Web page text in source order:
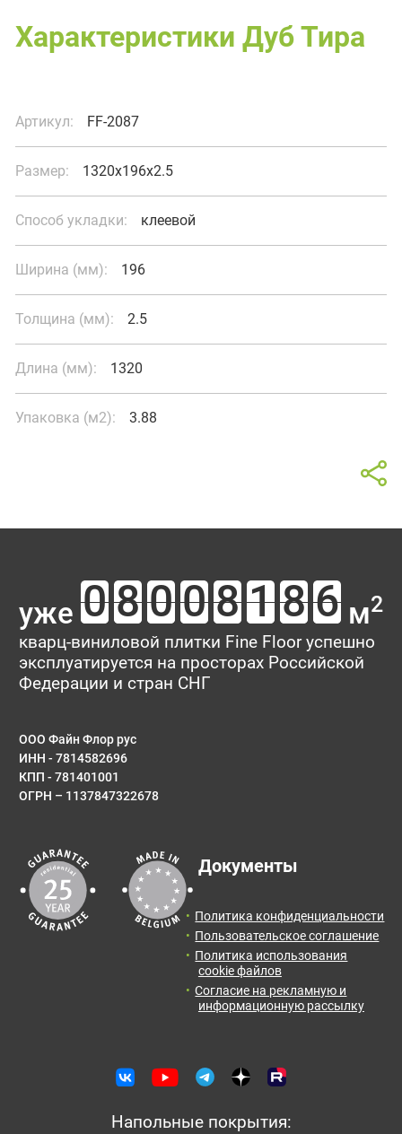
Характеристики Дуб Тира
Артикул: FF-2087
Размер: 1320x196x2.5
Способ укладки: клеевой
Ширина (мм): 196
Толщина (мм): 2.5
Длина (мм): 1320
Упаковка (м2): 3.88
Тип укладки
Количество:
упак.
Итоговая
площадь:
0м2
Цена от:
Отправить заявку с расчетом менеджеру для
получения информации и оформления заказа.
Отзывы о товаре Дуб Тира
делитесь опытом!
Рейтинг:
Имя*
E-mail
Сообщение
уже м2
кварц-виниловой плитки Fine Floor успешно
эксплуатируется на просторах Российской
Федерации и стран СНГ
ООО Файн Флор рус
ИНН - 7814582696
КПП - 781401001
ОГРН – 1137847322678
Документы
Политика конфиденциальности
Пользовательское соглашение
Политика использования
cookie файлов
Согласие на рекламную и
информационную рассылку
Напольные покрытия: